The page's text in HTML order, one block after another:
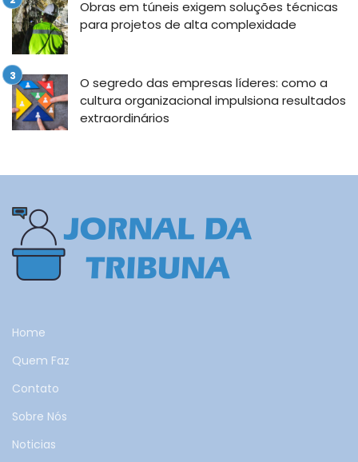
Obras em túneis exigem soluções técnicas
para projetos de alta complexidade
O segredo das empresas líderes: como a
cultura organizacional impulsiona resultados
extraordinários
Home
Quem Faz
Contato
Sobre Nós
Noticias